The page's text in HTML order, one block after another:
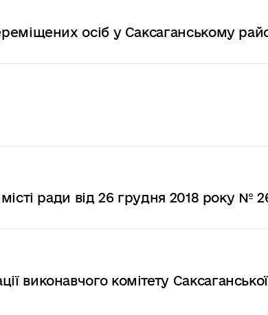
осіб у Саксаганському
ради від 26 грудня 2018 року №
виконавчого комітету Саксаганської